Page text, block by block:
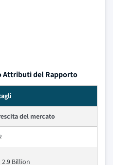
Attributi del Rapporto
del mercato
2.9 Billion